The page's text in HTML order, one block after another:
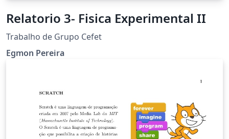
Relatorio 3- Fisica Experimental II
Trabalho de Grupo Cefet
Egmon Pereira